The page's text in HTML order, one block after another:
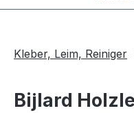
Kleber, Leim, Reiniger
Bijlard